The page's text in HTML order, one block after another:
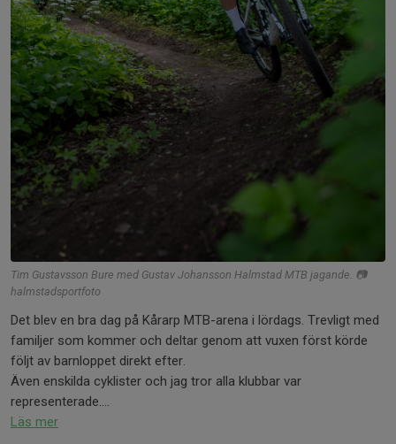
Tim Gustavsson Bure med Gustav Johansson Halmstad MTB jagande. 📷
halmstadsportfoto
Det blev en bra dag på Kårarp MTB-arena i lördags. Trevligt med
familjer som kommer och deltar genom att vuxen först körde
följt av barnloppet direkt efter.
Även enskilda cyklister och jag tror alla klubbar var
representerade....
Läs mer